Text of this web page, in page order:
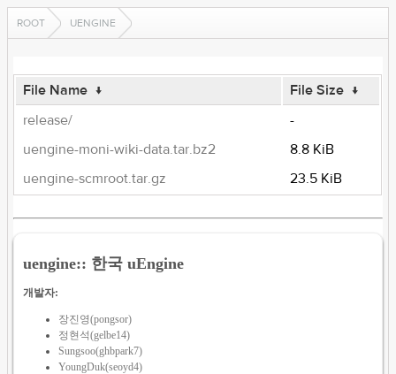
ROOT UENGINE
File Name ↓ File Size ↓
release/
-
uengine-moni-wiki-data.tar.bz2
8.8 KiB
uengine-scmroot.tar.gz
23.5 KiB
uengine:: 한국 uEngine
개발자:
장진영(pongsor)
정현석(gelbe14)
Sungsoo(ghbpark7)
YoungDuk(seoyd4)